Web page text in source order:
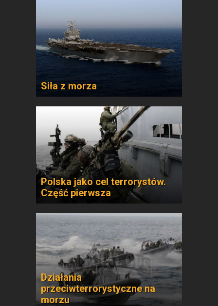
Siła z morza
Polska jako cel terrorystów.
Część pierwsza
Działania
przeciwterrorystyczne na
morzu